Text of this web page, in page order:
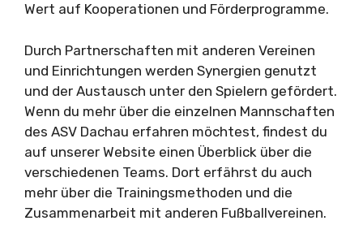
Wert auf Kooperationen und Förderprogramme.
Durch Partnerschaften mit anderen Vereinen
und Einrichtungen werden Synergien genutzt
und der Austausch unter den Spielern gefördert.
Wenn du mehr über die einzelnen Mannschaften
des ASV Dachau erfahren möchtest, findest du
auf unserer Website einen Überblick über die
verschiedenen Teams. Dort erfährst du auch
mehr über die Trainingsmethoden und die
Zusammenarbeit mit anderen Fußballvereinen.